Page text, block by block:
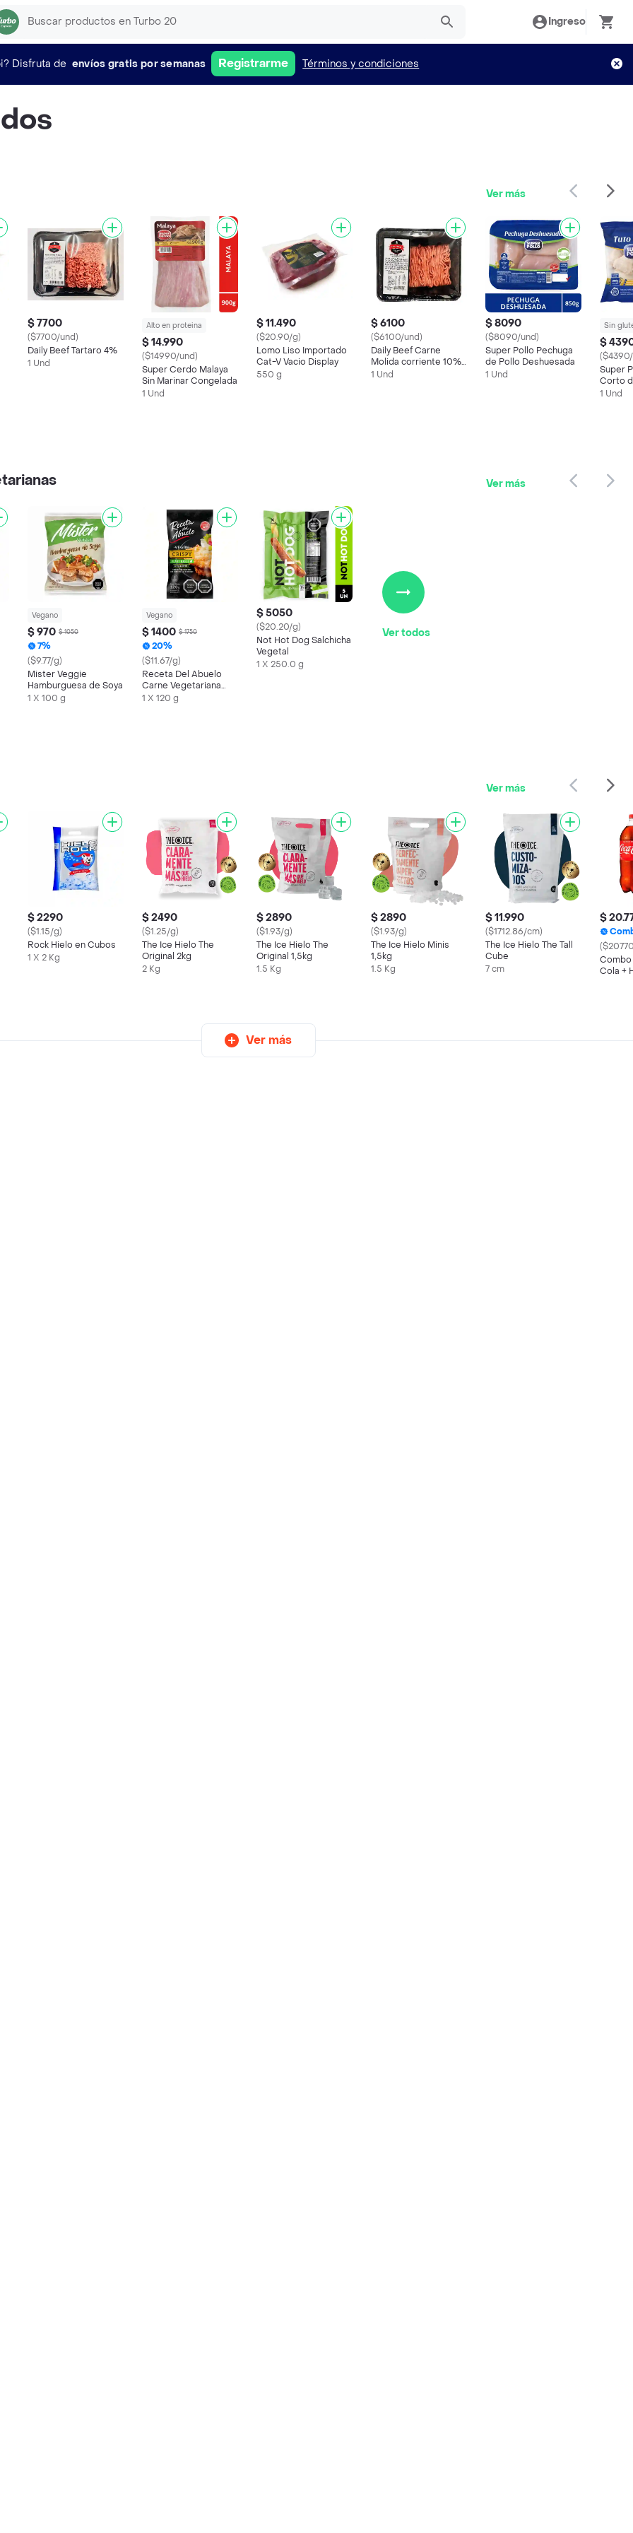
Ingreso
Disfruta de envíos gratis por semanas Registrarme Términos y condiciones
Ver más
$ 7700
($7700/und)
Daily Beef Tartaro 4%
1 Und
Alto en proteina
$ 14.990
($14990/und)
Super Cerdo Malaya
Sin Marinar Congelada
1 Und
$ 11.490
($20.90/g)
Lomo Liso Importado
Cat-V Vacio Display
550 g
$ 6100
($6100/und)
Daily Beef Carne
Molida corriente 10%
500gr
1 Und
$ 8090
($8090/und)
Super Pollo Pechuga
de Pollo Deshuesada
1 Und
Sin
$
Super
Corto
1 Und
Ver más
Vegano
$ 970 $ 1050
7%
($9.77/g)
Mister Veggie
Hamburguesa de Soya
1 X 100 g
Vegano
$ 1400 $ 1750
20%
($11.67/g)
Receta Del Abuelo
Carne Vegetariana
Vegan Crispy
1 X 120 g
$ 5050
($20.20/g)
Not Hot Dog Salchicha
Vegetal
1 X 250.0 g
Ver todos
Ver más
$ 2290
($1.15/g)
Rock Hielo en Cubos
1 X 2 Kg
$ 2490
($1.25/g)
The Ice Hielo The
Original 2kg
2 Kg
$ 2890
($1.93/g)
The Ice Hielo The
Original 1,5kg
1.5 Kg
$ 2890
($1.93/g)
The Ice Hielo Minis
1,5kg
1.5 Kg
$ 11.990
($1712.86/cm)
The Ice Hielo The Tall
Cube
7 cm
$
Cola +
Ver más